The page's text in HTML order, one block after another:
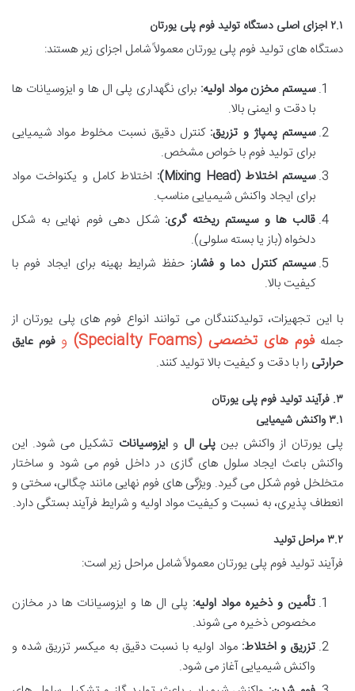
۲.۱ اجزای اصلی دستگاه تولید فوم پلی یورتان
دستگاه های تولید فوم پلی یورتان معمولاً شامل اجزای زیر هستند:
سیستم مخزن مواد اولیه: برای نگهداری پلی ال ها و ایزوسیانات ها
با دقت و ایمنی بالا.
سیستم پمپاژ و تزریق: کنترل دقیق نسبت مخلوط مواد شیمیایی
برای تولید فوم با خواص مشخص.
سیستم اختلاط (Mixing Head):
اختلاط کامل و یکنواخت مواد
برای ایجاد واکنش شیمیایی مناسب.
قالب ها و سیستم ریخته گری: شکل دهی فوم نهایی به شکل
دلخواه (باز یا بسته سلولی).
سیستم کنترل دما و فشار: حفظ شرایط بهینه برای ایجاد فوم با
کیفیت بالا.
با این تجهیزات، تولیدکنندگان می توانند انواع فوم های پلی یورتان از
جملهفوم های تخصصی (Specialty Foams) و فوم عایق
حرارتی را با دقت و کیفیت بالا تولید کنند.
۳. فرآیند تولید فوم پلی یورتان
۳.۱ واکنش شیمیایی
پلی یورتان از واکنش بینپلی ال وایزوسیانات تشکیل می شود. این
واکنش باعث ایجاد سلول های گازی در داخل فوم می شود و ساختار
متخلخل فوم شکل می گیرد. ویژگی های فوم نهایی مانند چگالی، سختی و
انعطاف پذیری، به نسبت و کیفیت مواد اولیه و شرایط فرآیند بستگی دارد.
۳.۲ مراحل تولید
فرآیند تولید فوم پلی یورتان معمولاً شامل مراحل زیر است:
تأمین و ذخیره مواد اولیه: پلی ال ها و ایزوسیانات ها در مخازن
مخصوص ذخیره می شوند.
تزریق و اختلاط: مواد اولیه با نسبت دقیق به میکسر تزریق شده و
واکنش شیمیایی آغاز می شود.